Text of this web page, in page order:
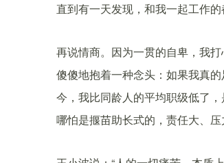
直到有一天发现，和我一起工作
再说情商。因为一贯的自卑，我
傻傻地抱着一种念头：如果我真
今，我比同龄人的平均职级低了
哪怕是揠苗助长式的，责任大、